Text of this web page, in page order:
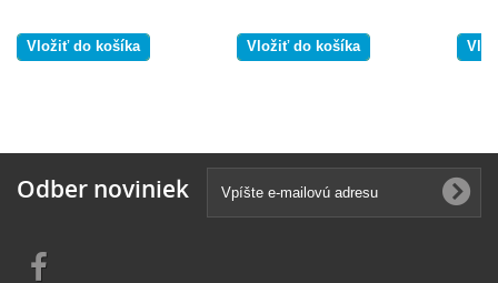
Vložiť do košíka Vložiť do košíka
Odber noviniek